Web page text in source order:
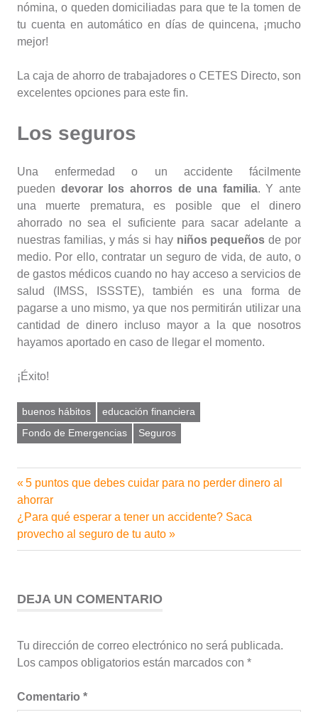
nómina, o queden domiciliadas para que te la tomen de
tu cuenta en automático en días de quincena, ¡mucho
mejor!
La caja de ahorro de trabajadores o CETES Directo, son
excelentes opciones para este fin.
Los seguros
Una enfermedad o un accidente fácilmente
pueden devorar los ahorros de una familia. Y ante
una muerte prematura, es posible que el dinero
ahorrado no sea el suficiente para sacar adelante a
nuestras familias, y más si hay niños pequeños de por
medio. Por ello, contratar un seguro de vida, de auto, o
de gastos médicos cuando no hay acceso a servicios de
salud (IMSS, ISSSTE), también es una forma de
pagarse a uno mismo, ya que nos permitirán utilizar una
cantidad de dinero incluso mayor a la que nosotros
hayamos aportado en caso de llegar el momento.
¡Éxito!
buenos hábitos
educación financiera
Fondo de Emergencias
Seguros
Navegación
de
entradas
Entrada
anterior:
5 puntos que debes cuidar para no perder dinero al
ahorrar
Siguiente
entrada:
¿Para qué esperar a tener un accidente? Saca
provecho al seguro de tu auto
DEJA UN COMENTARIO
Tu dirección de correo electrónico no será publicada.
Los campos obligatorios están marcados con *
Comentario *